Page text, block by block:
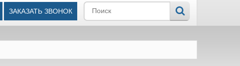
ЗАКАЗАТЬ ЗВОНОК